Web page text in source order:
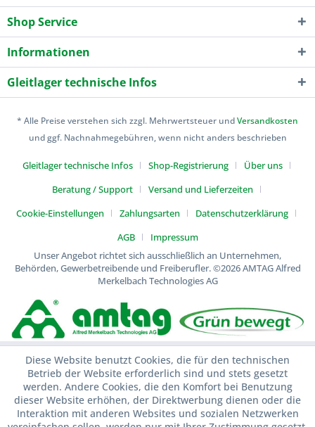
Shop Service
Informationen
Gleitlager technische Infos
* Alle Preise verstehen sich zzgl. Mehrwertsteuer undVersandkosten
und ggf. Nachnahmegebühren, wenn nicht anders beschrieben
Gleitlager technische Infos Shop-Registrierung
Über uns
Beratung / Support
Versand und Lieferzeiten
Cookie-Einstellungen
Zahlungsarten
Datenschutzerklärung
AGB
Impressum
Unser Angebot richtet sich ausschließlich an Unternehmen,
Behörden, Gewerbetreibende und Freiberufler.©2026 AMTAG Alfred
Merkelbach Technologies AG
Diese Website benutzt Cookies, die für den technischen
Betrieb der Website erforderlich sind und stets gesetzt
werden. Andere Cookies, die den Komfort bei Benutzung
dieser Website erhöhen, der Direktwerbung dienen oder die
Interaktion mit anderen Websites und sozialen Netzwerken